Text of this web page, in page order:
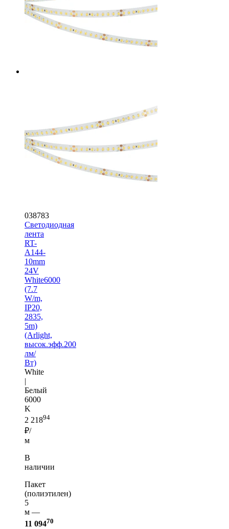
038783
Светодиодная
лента
RT-
A144-
10mm
24V
White6000
(7.7
W/m,
IP20,
2835,
5m)
(Arlight,
высок.эфф.200
лм/
Вт)
White
|
Белый
6000
K
2 21894
₽/
м
В
наличии
Пакет
(полиэтилен)
5
м —
11 09470